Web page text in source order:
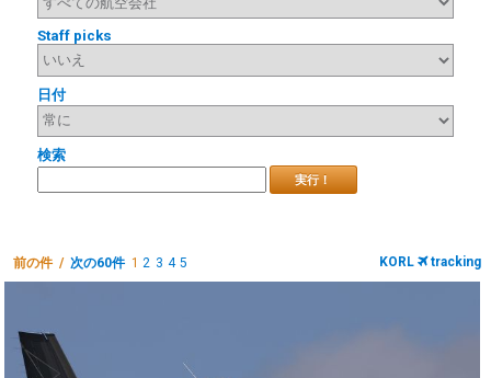
Staff picks
日付
検索
実行！
前の件 /次の60件1 2 3 4 5 KORL tracking